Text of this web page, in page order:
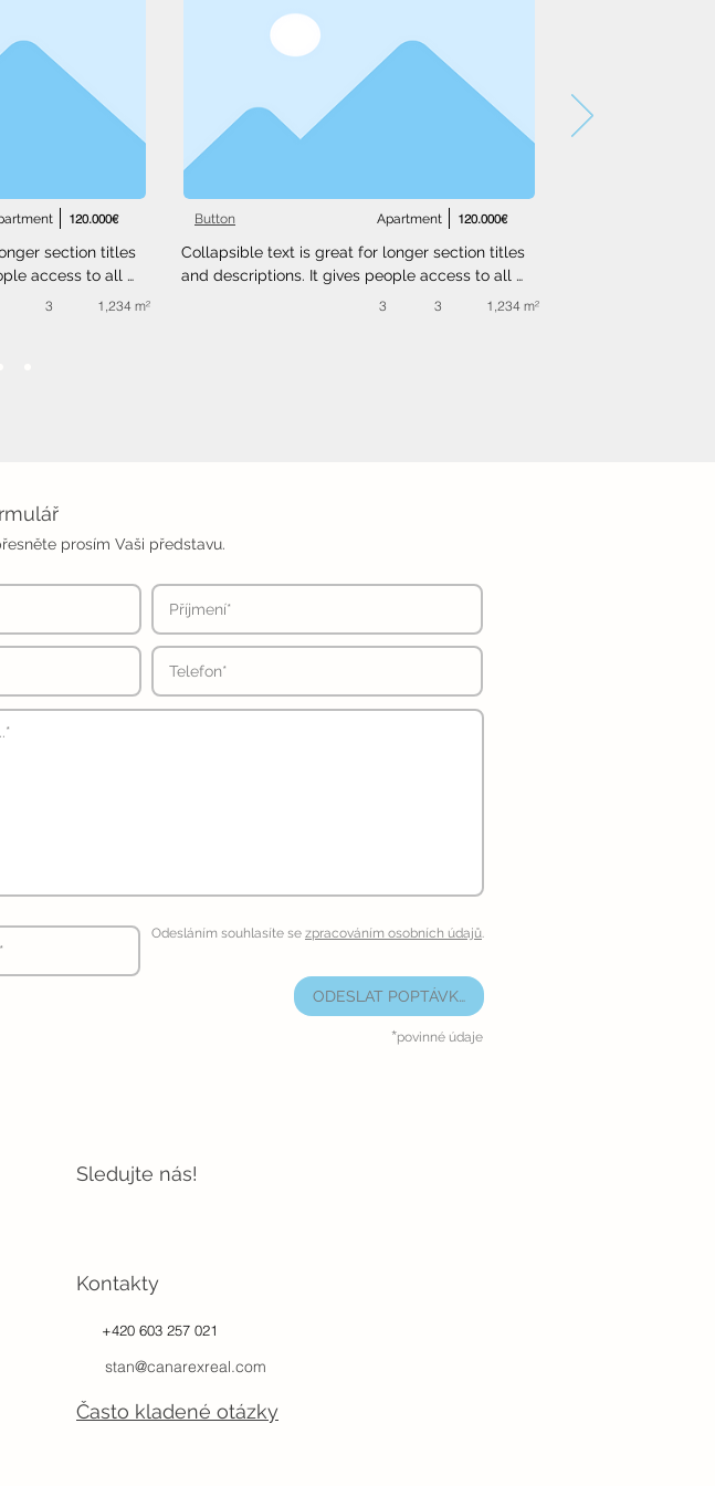
120.000€
section titles
access to all
your layout
3 1,234 m²
Apartment
Button 120.000€
Collapsible text is great for longer section titles
and descriptions. It gives people access to all
the info they need, while keeping your layout
3 3 1,234 m²
prosím Vaši představu.
Odesláním souhlasíte se zpracováním osobních údajů.
ODESLAT POPTÁVKU
*povinné údaje
Sledujte nás!
Kontakty
+420 603 257 021
stan@canarexreal.com
Často kladené otázky